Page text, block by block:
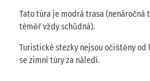
Tato túra je modrá trasa (nenáročná
téměř vždy schůdná).
Turistické stezky nejsou očištěny od
se zimní túry za náledí.